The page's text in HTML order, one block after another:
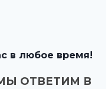
в любое время!
ОТВЕТИМ В